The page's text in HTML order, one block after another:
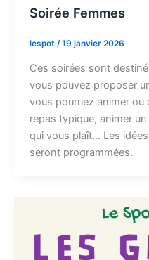
Soirée Femmes
lespot /19 janvier 2026
Ces soirées sont
vous pouvez proposer
vous pourriez animer
repas typique, animer
qui vous plaît… Les
seront programmées.